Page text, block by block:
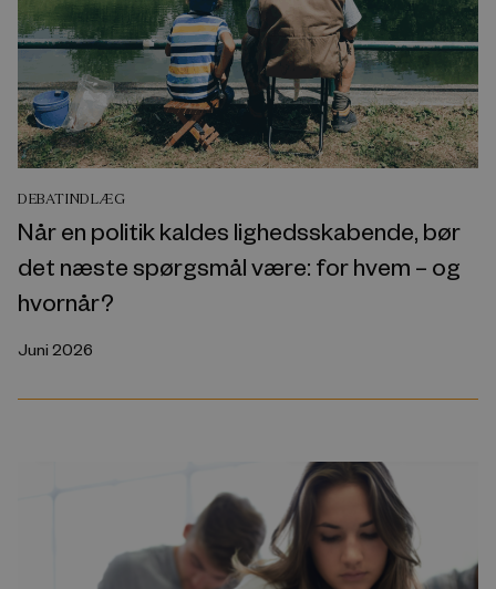
DEBATINDLÆG
Når en politik kaldes lighedsskabende, bør
det næste spørgsmål være: for hvem – og
hvornår?
Juni 2026